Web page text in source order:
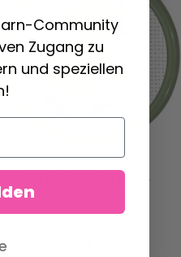
STICKSET KYLLE 4
Community
Zugang zu
und speziellen